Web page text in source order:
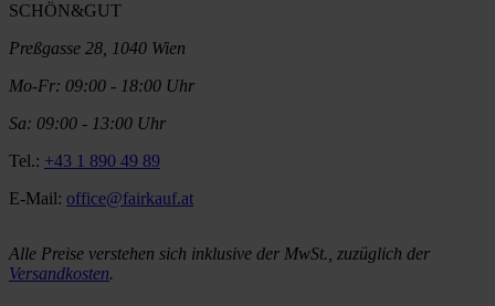
SCHÖN&GUT
Preßgasse 28, 1040 Wien
Mo-Fr: 09:00 - 18:00 Uhr
Sa: 09:00 - 13:00 Uhr
Tel.: +43 1 890 49 89
E-Mail: office@fairkauf.at
Alle Preise verstehen sich inklusive der MwSt., zuzüglich der
Versandkosten.